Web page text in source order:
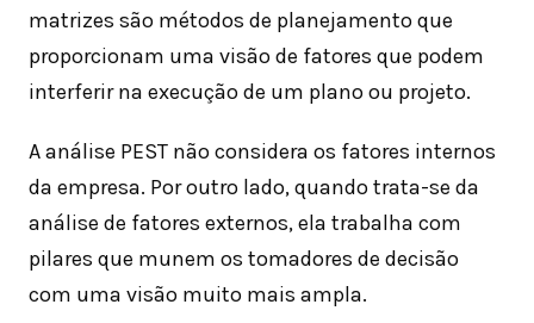
matrizes são métodos de planejamento que
proporcionam uma visão de fatores que podem
interferir na execução de um plano ou projeto.
A análise PEST não considera os fatores internos
da empresa. Por outro lado, quando trata-se da
análise de fatores externos, ela trabalha com
pilares que munem os tomadores de decisão
com uma visão muito mais ampla.